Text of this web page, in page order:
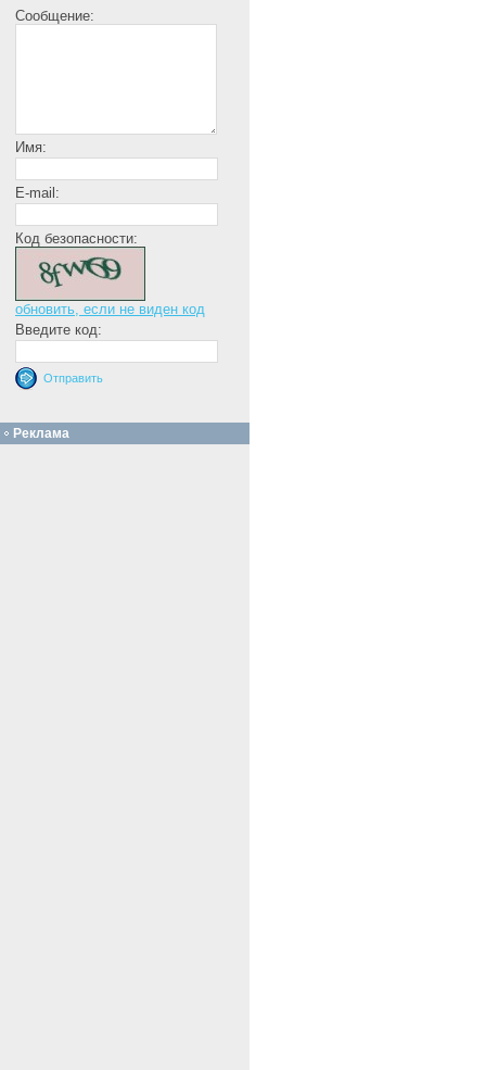
Сообщение:
Имя:
E-mail:
Код безопасности:
обновить, если не виден код
Введите код:
Реклама